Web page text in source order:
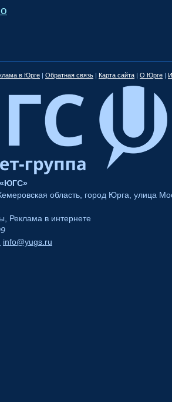
в Юрге | Обратная связь | Карта сайта | О Юрге |
«ЮГС»
область, город Юрга, улица
, Реклама в интернете
info@yugs.ru